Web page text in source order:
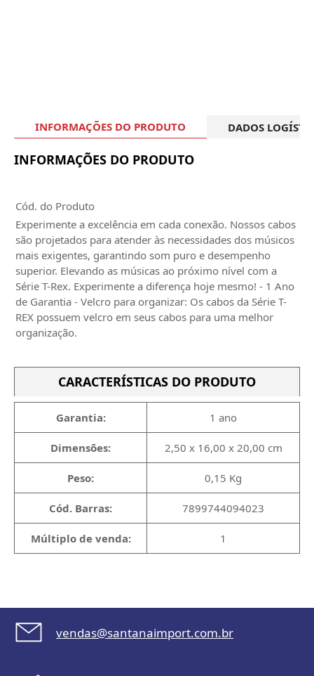
INFORMAÇÕES DO PRODUTO DADOS
INFORMAÇÕES DO PRODUTO
Cód. do Produto
Experimente a excelência em cada conexão. Nossos cabos
são projetados para atender às necessidades dos músicos
mais exigentes, garantindo som puro e desempenho
superior. Elevando as músicas ao próximo nível com a
Série T-Rex. Experimente a diferença hoje mesmo! - 1 Ano
de Garantia - Velcro para organizar: Os cabos da Série T-
REX possuem velcro em seus cabos para uma melhor
organização.
CARACTERÍSTICAS DO PRODUTO
Garantia: 1 ano
Dimensões: 2,50 x 16,00 x 20,00 cm
Peso: 0,15 Kg
Cód. Barras: 7899744094023
Múltiplo de venda: 1
vendas@santanaimport.com.br